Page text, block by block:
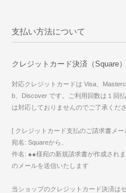
支払い方法について
クレジットカード決済（Square）
対応クレジットカードは Visa、
b、Discover です。ご利用回数は１回
は対応しておりませんのでご了承くださ
[ クレジットカード支払のご請求書メ
宛名: Squareから、
件名: ●●様宛の新規請求書が作成されま
のメールを送信いたします
当ショップのクレジットカード決済は